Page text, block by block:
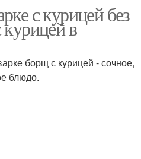
с курицей без
в
борщ с курицей - сочное,
блюдо.